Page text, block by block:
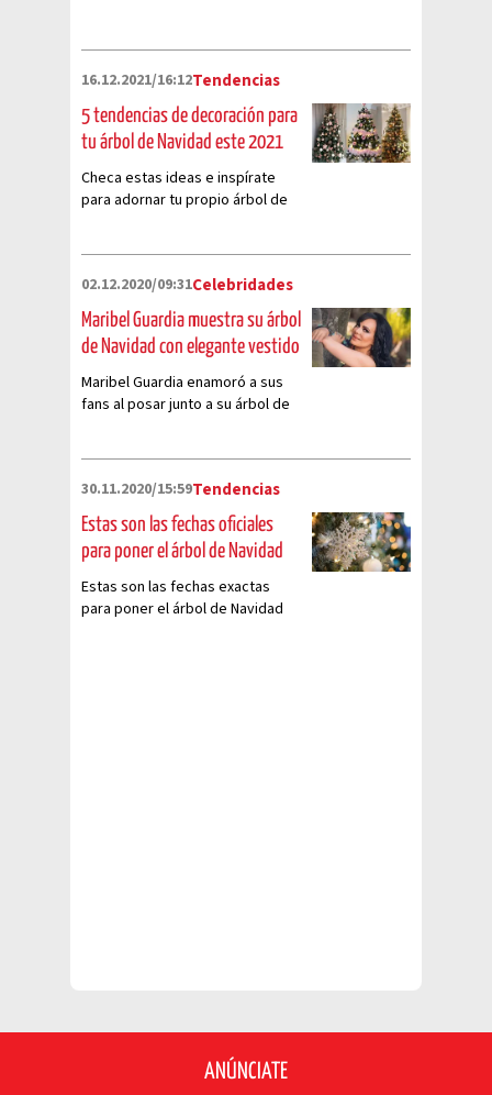
16.12.2021/16:12Tendencias
5 tendencias de decoración para
tu árbol de Navidad este 2021
Checa estas ideas e inspírate
para adornar tu propio árbol de
02.12.2020/09:31Celebridades
Maribel Guardia muestra su árbol
de Navidad con elegante vestido
Maribel Guardia enamoró a sus
fans al posar junto a su árbol de
30.11.2020/15:59Tendencias
Estas son las fechas oficiales
para poner el árbol de Navidad
Estas son las fechas exactas
para poner el árbol de Navidad
ANÚNCIATE